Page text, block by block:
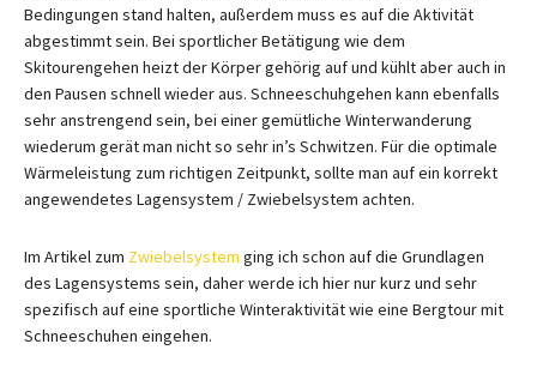
Bedingungen stand halten, außerdem muss es auf die Aktivität
abgestimmt sein. Bei sportlicher Betätigung wie dem
Skitourengehen heizt der Körper gehörig auf und kühlt aber auch in
den Pausen schnell wieder aus. Schneeschuhgehen kann ebenfalls
sehr anstrengend sein, bei einer gemütliche Winterwanderung
wiederum gerät man nicht so sehr in’s Schwitzen. Für die optimale
Wärmeleistung zum richtigen Zeitpunkt, sollte man auf ein korrekt
angewendetes Lagensystem / Zwiebelsystem achten.
Im Artikel zum Zwiebelsystem ging ich schon auf die Grundlagen
des Lagensystems sein, daher werde ich hier nur kurz und sehr
spezifisch auf eine sportliche Winteraktivität wie eine Bergtour mit
Schneeschuhen eingehen.